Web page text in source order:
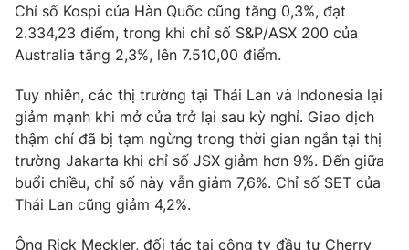
® Cấm sao chép dưới mọi hình thức nếu không có sự chấp
thuận bằng văn bản. Ghi rõ nguồn VTV.vn khi phát hành lại
thông tin từ website này.
Chỉ số Kospi của Hàn Quốc cũng tăng 0,3%, đạt
2.334,23 điểm, trong khi chỉ số S&P/ASX 200 của
Australia tăng 2,3%, lên 7.510,00 điểm.
Tuy nhiên, các thị trường tại Thái Lan và Indonesia lại
giảm mạnh khi mở cửa trở lại sau kỳ nghỉ. Giao dịch
thậm chí đã bị tạm ngừng trong thời gian ngắn tại thị
trường Jakarta khi chỉ số JSX giảm hơn 9%. Đến giữa
buổi chiều, chỉ số này vẫn giảm 7,6%. Chỉ số SET của
Thái Lan cũng giảm 4,2%.
Ông Rick Meckler, đối tác tại công ty đầu tư Cherry